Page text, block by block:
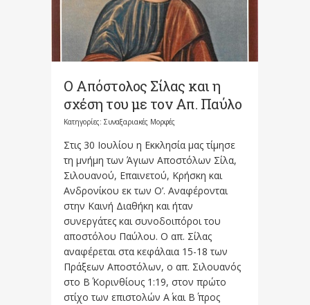
Ο Απόστολος Σίλας και η
σχέση του με τον Απ. Παύλο
Κατηγορίες: Συναξαριακές Μορφές
Στις 30 Ιουλίου η Εκκλησία μας τίμησε
τη μνήμη των Άγιων Αποστόλων Σίλα,
Σιλουανού, Επαινετού, Κρήσκη και
Ανδρονίκου εκ των Ο’. Αναφέρονται
στην Καινή Διαθήκη και ήταν
συνεργάτες και συνοδοιπόροι του
αποστόλου Παύλου. Ο απ. Σίλας
αναφέρεται στα κεφάλαια 15-18 των
Πράξεων Αποστόλων, ο απ. Σιλουανός
στο Β΄ Κορινθίους 1:19, στον πρώτο
στίχο των επιστολών Α΄ και Β΄ προς